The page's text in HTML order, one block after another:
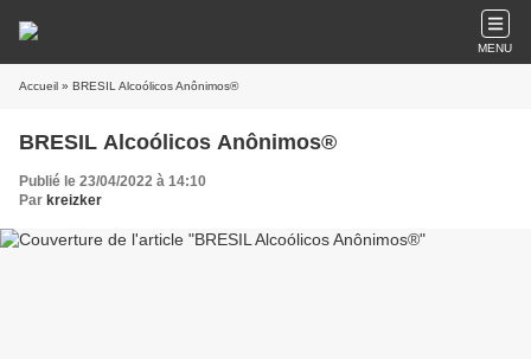
MENU
Accueil » BRESIL Alcoólicos Anônimos®
BRESIL Alcoólicos Anônimos®
Publié le 23/04/2022 à 14:10
Par kreizker